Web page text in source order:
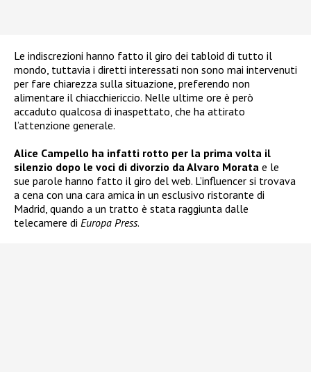
Le indiscrezioni hanno fatto il giro dei tabloid di tutto il
mondo, tuttavia i diretti interessati non sono mai intervenuti
per fare chiarezza sulla situazione, preferendo non
alimentare il chiacchiericcio. Nelle ultime ore è però
accaduto qualcosa di inaspettato, che ha attirato
l’attenzione generale.
Alice Campello ha infatti rotto per la prima volta il
silenzio dopo le voci di divorzio da Alvaro Morata e le
sue parole hanno fatto il giro del web. L’influencer si trovava
a cena con una cara amica in un esclusivo ristorante di
Madrid, quando a un tratto è stata raggiunta dalle
telecamere di Europa Press.